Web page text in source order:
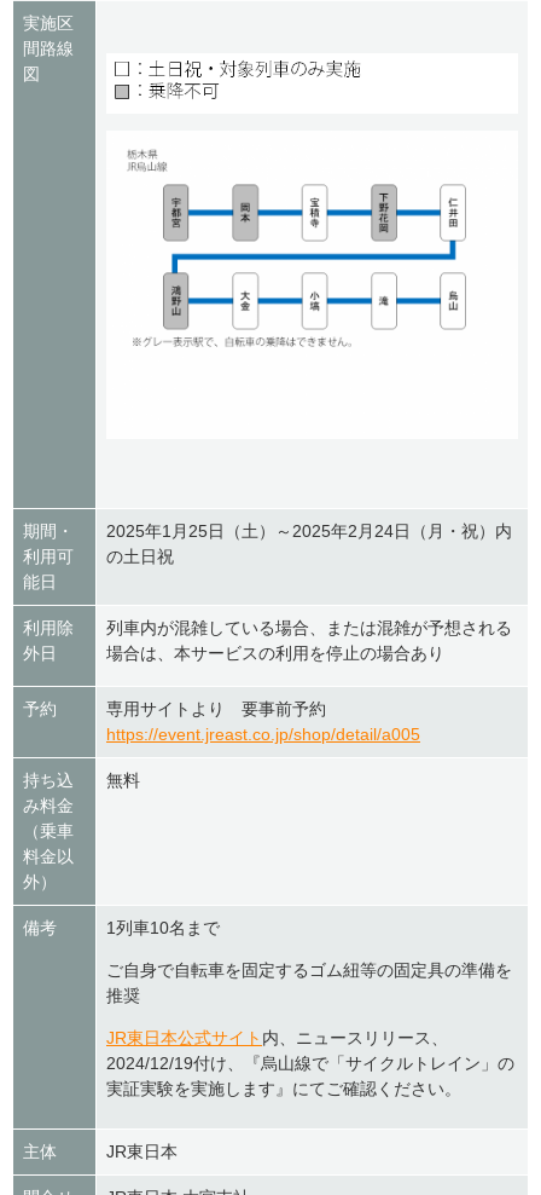
実施区
間路線
図
期間・
利用可
能日
2025年1月25日（土）～2025年2月24日（月・祝）内
の土日祝
利用除
外日
列車内が混雑している場合、または混雑が予想される
場合は、本サービスの利用を停止の場合あり
予約
専用サイトより 要事前予約
https://event.jreast.co.jp/shop/detail/a005
持ち込
み料金
（乗車
料金以
外）
無料
備考 1列車10名まで
ご自身で自転車を固定するゴム紐等の固定具の準備を
推奨
JR東日本公式サイト 内、ニュースリリース、
2024/12/19付け、『烏山線で「サイクルトレイン」の
実証実験を実施します』にてご確認ください。
主体 JR東日本